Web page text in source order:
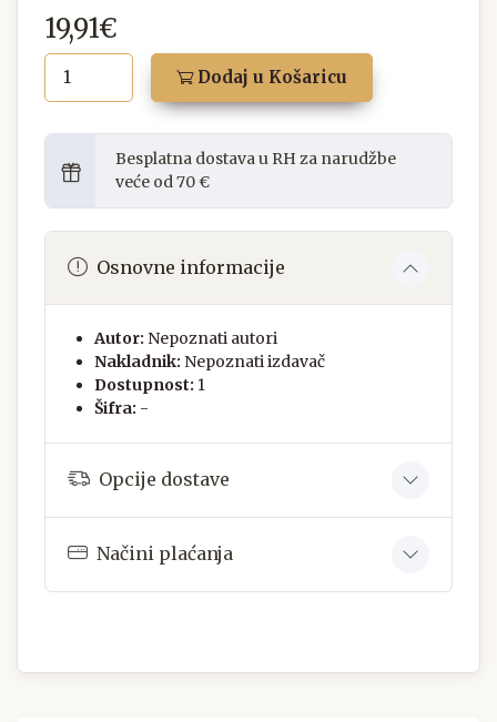
19,91€
Dodaj u Košaricu
Besplatna dostava u RH za narudžbe
veće od 70 €
Osnovne informacije
Autor: Nepoznati autori
Nakladnik: Nepoznati izdavač
Dostupnost: 1
Šifra: -
Opcije dostave
Načini plaćanja